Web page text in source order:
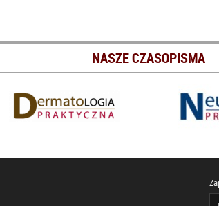
NASZE CZASOPISMA